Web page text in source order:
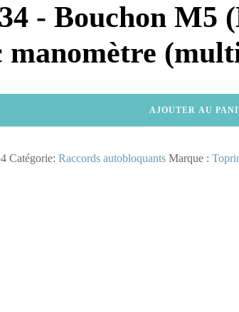
- Bouchon M5
manomètre
AJOUTER AU
Catégorie: Raccords autobloquants Marque :